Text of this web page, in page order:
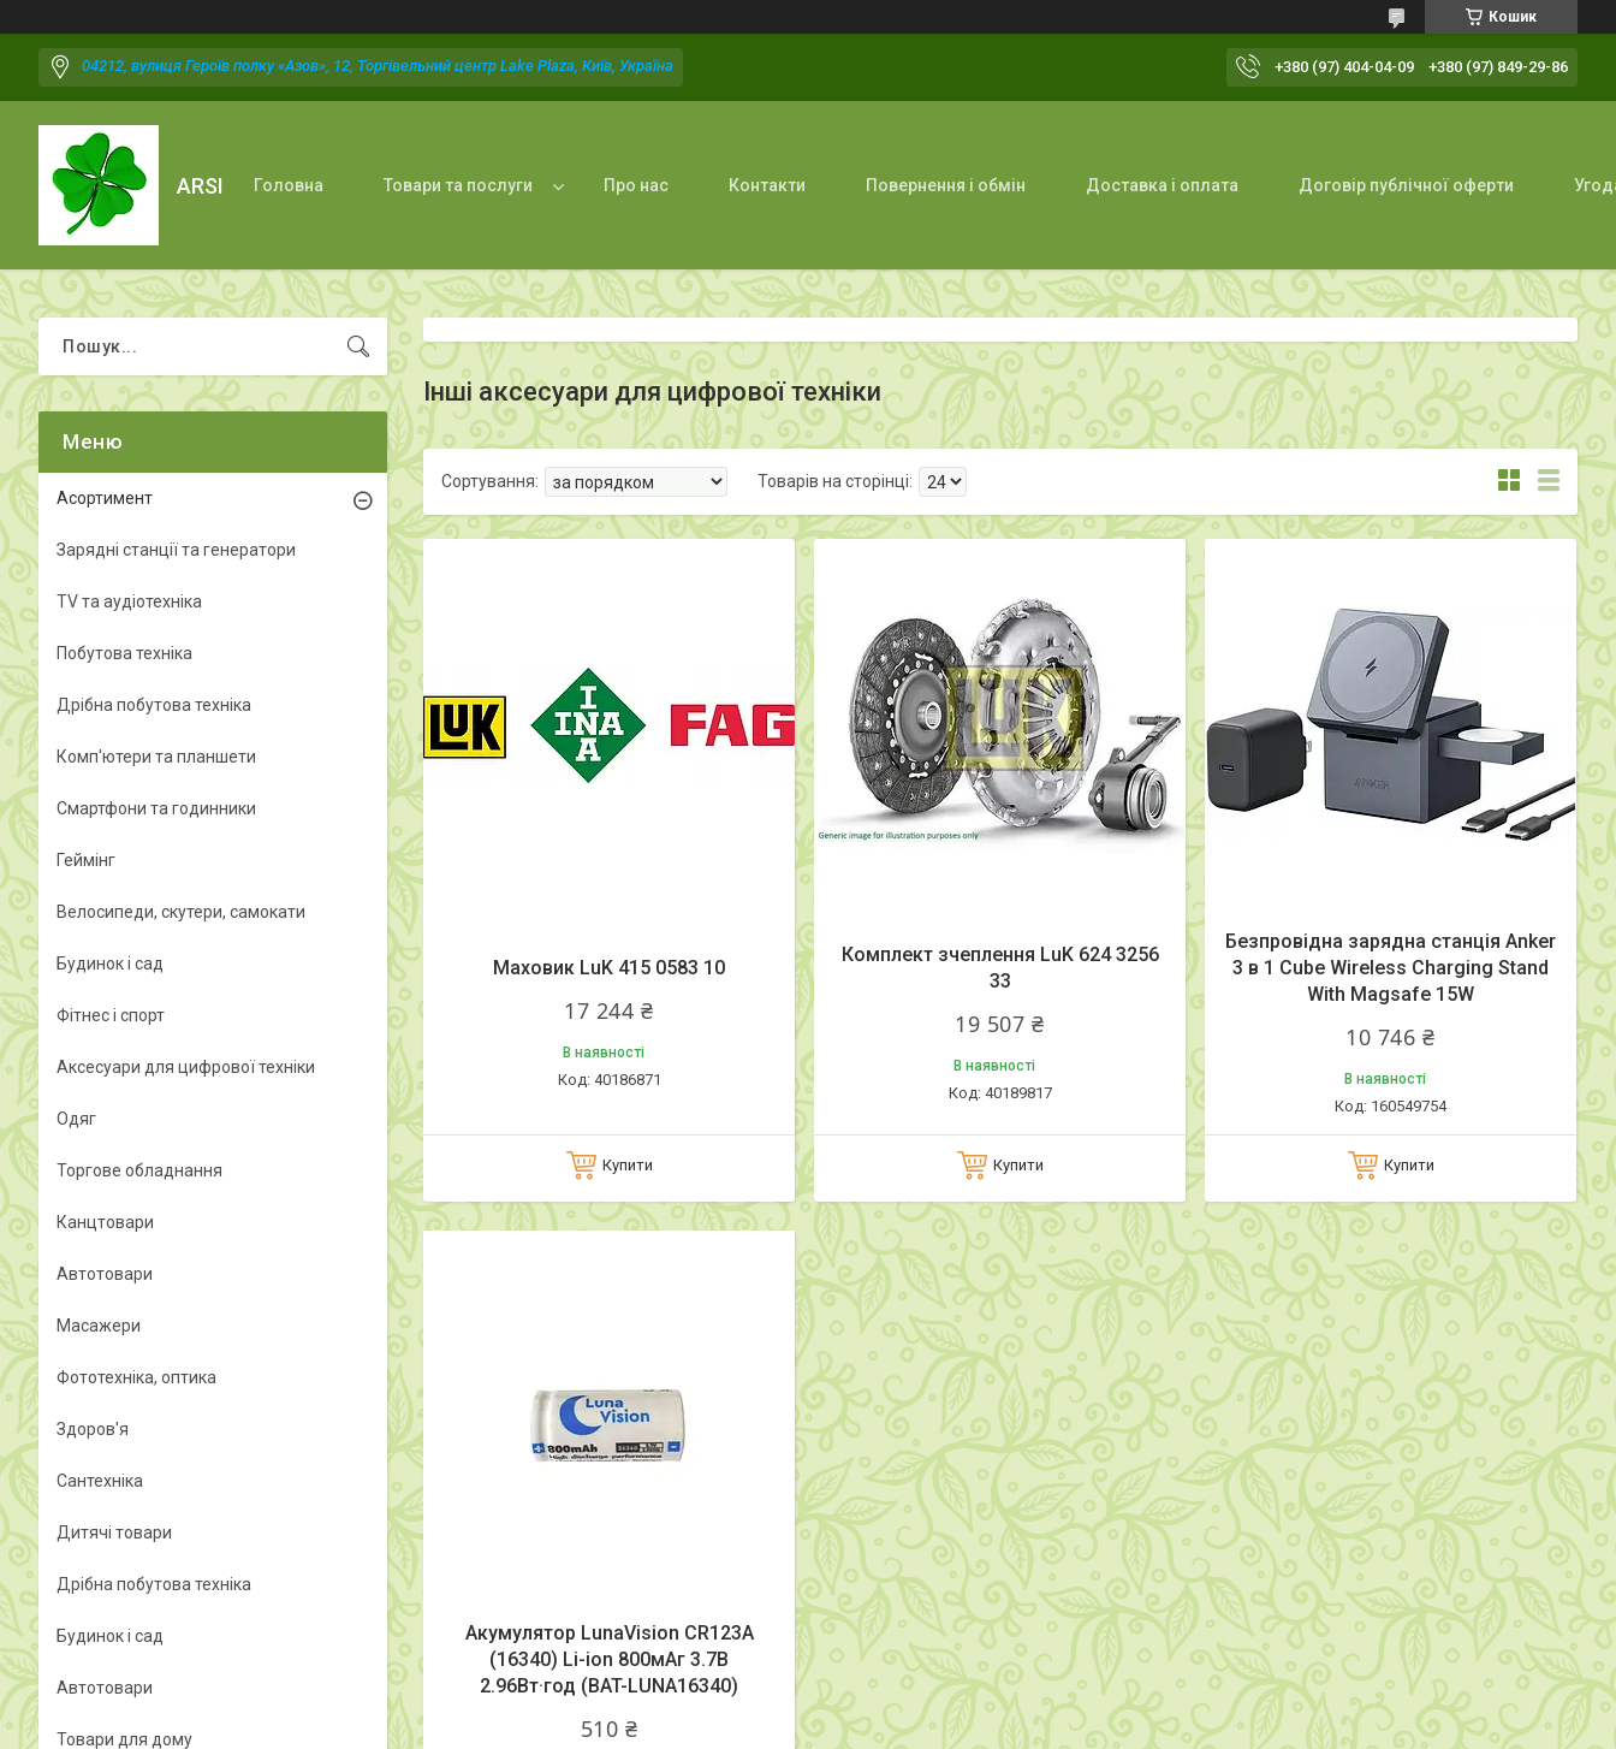
Кошик
04212, вулиця Героїв полку «Азов», 12, Торгівельний центр Lake Plaza, Київ, Україна +380 (97) 404-04-09 +380 (97) 849-29-86
ARSI Головна Товари та послуги Про нас Контакти Повернення і обмін Доставка і оплата Договір публічної оферти
Інші аксесуари для цифрової техніки
Маховик LuK 415 0583 10
17 244 ₴
В наявності
40186871
Купити
Комплект зчеплення LuK 624 3256
33
19 507 ₴
В наявності
40189817
Купити
Безпровідна зарядна станція Anker
3 в 1 Cube Wireless Charging Stand
With Magsafe 15W
10 746 ₴
В наявності
160549754
Купити
Акумулятор LunaVision CR123A
(16340) Li-ion 800мАг 3.7В
2.96Вт·год (BAT-LUNA16340)
510 ₴
Асортимент
Зарядні станції та генератори
TV та аудіотехніка
Побутова техніка
Дрібна побутова техніка
Комп'ютери та планшети
Смартфони та годинники
Геймінг
Велосипеди, скутери, самокати
Будинок і сад
Фітнес і спорт
Аксесуари для цифрової техніки
Одяг
Торгове обладнання
Канцтовари
Автотовари
Масажери
Фототехніка, оптика
Здоров'я
Сантехніка
Дитячі товари
Дрібна побутова техніка
Будинок і сад
Автотовари
Товари для дому